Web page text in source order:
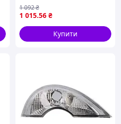
OPEL VIVARO A, RENAULT
TRAFIC II 03.01-01.07 BLIC
1 015.56 ₴
1 092₴
Купити